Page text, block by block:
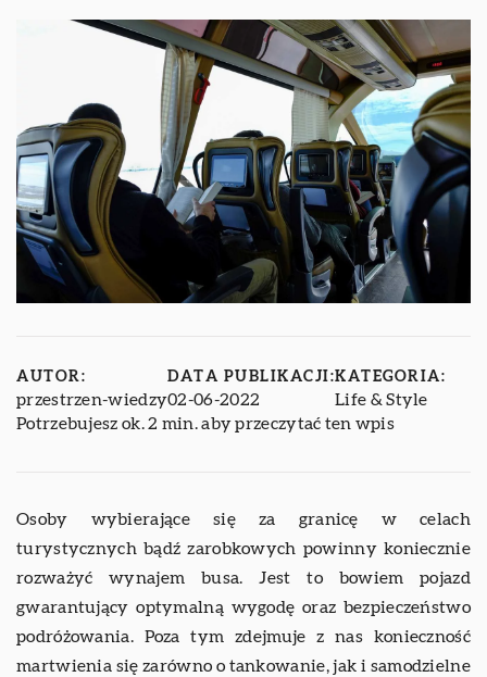
AUTOR:
przestrzen-wiedzy
DATA PUBLIKACJI:
02-06-2022
KATEGORIA:
Life & Style
Potrzebujesz ok. 2 min. aby przeczytać ten wpis
Osoby wybierające się za granicę w celach
turystycznych bądź zarobkowych powinny koniecznie
rozważyć wynajem busa. Jest to bowiem pojazd
gwarantujący optymalną wygodę oraz bezpieczeństwo
podróżowania. Poza tym zdejmuje z nas konieczność
martwienia się zarówno o tankowanie, jak i samodzielne